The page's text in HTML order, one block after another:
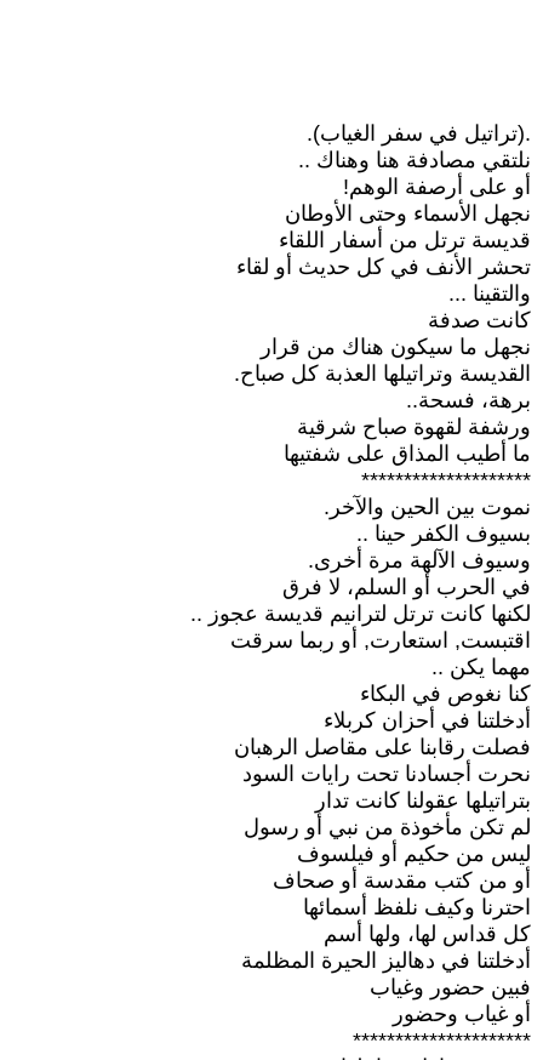
.(تراتيل في سفر الغياب).
نلتقي مصادفة هنا وهناك ..
أو على أرصفة الوهم!
نجهل الأسماء وحتى الأوطان
قديسة ترتل من أسفار اللقاء
تحشر الأنف في كل حديث أو لقاء
والتقينا ...
كانت صدفة
نجهل ما سيكون هناك من قرار
القديسة وتراتيلها العذبة كل صباح.
برهة، فسحة..
ورشفة لقهوة صباح شرقية
ما أطيب المذاق على شفتيها
********************
نموت بين الحين والآخر.
بسيوف الكفر حينا ..
وسيوف الآلهة مرة أخرى.
في الحرب أو السلم، لا فرق
لكنها كانت ترتل لترانيم قديسة عجوز ..
اقتبست, استعارت, أو ربما سرقت
مهما يكن ..
كنا نغوص في البكاء
أدخلتنا في أحزان كربلاء
فصلت رقابنا على مقاصل الرهبان
نحرت أجسادنا تحت رايات السود
بتراتيلها عقولنا كانت تدار
لم تكن مأخوذة من نبي أو رسول
ليس من حكيم أو فيلسوف
أو من كتب مقدسة أو صحاف
احترنا وكيف نلفظ أسمائها
كل قداس لها، ولها أسم
أدخلتنا في دهاليز الحيرة المظلمة
فبين حضور وغياب
أو غياب وحضور
*********************